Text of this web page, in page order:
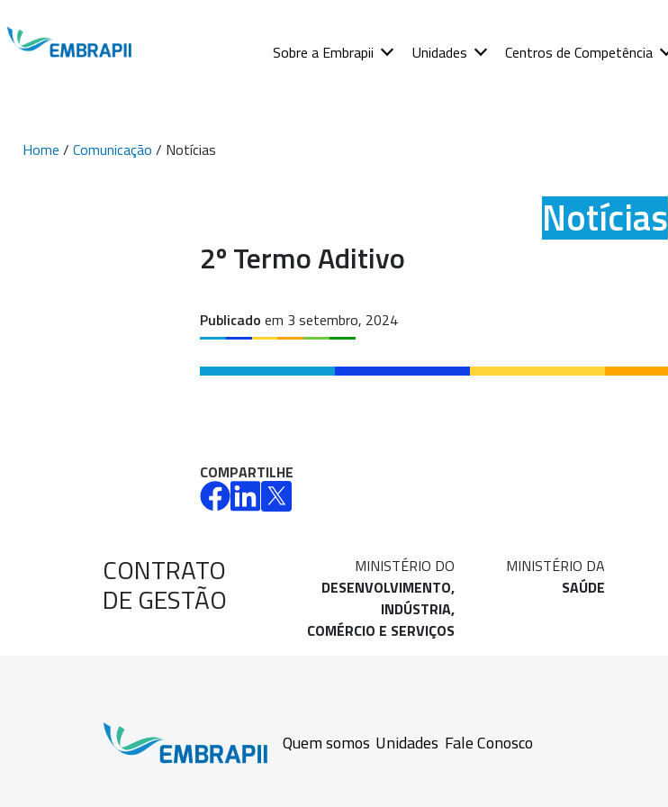
Sobre a Embrapii Unidades Centros de Competência
Home / Comunicação / Notícias
Notícias
2º Termo Aditivo
Publicado em 3 setembro, 2024
COMPARTILHE
CONTRATO
DE GESTÃO
MINISTÉRIO DO
DESENVOLVIMENTO,
INDÚSTRIA,
COMÉRCIO E SERVIÇOS
MINISTÉRIO DA
SAÚDE
Quem somos Unidades Fale Conosco